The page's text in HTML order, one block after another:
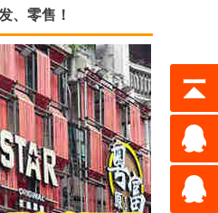
、零售！